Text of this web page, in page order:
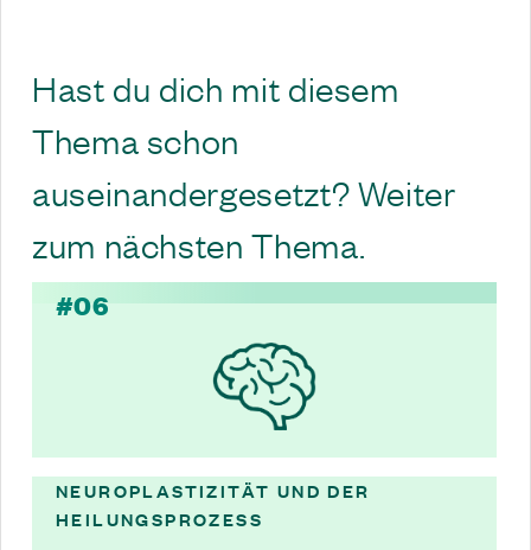
Hast du dich mit diesem
Thema schon
auseinandergesetzt? Weiter
zum nächsten Thema.
#06
NEUROPLASTIZITÄT UND DER
HEILUNGSPROZESS